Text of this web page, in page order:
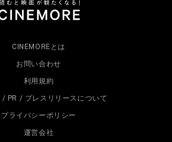
CINEMOREとは
お問い合わせ
利用規約
/ PR / プレスリリースについて
プライバシーポリシー
運営会社